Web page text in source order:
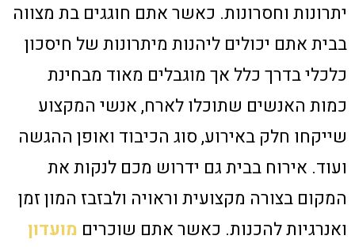
יתרונות וחסרונות. כאשר אתם חוגגים בת מצווה
בבית אתם יכולים ליהנות מיתרונות של חיסכון
כלכלי בדרך כלל אך מוגבלים מאוד מבחינת
כמות האנשים שתוכלו לארח, אנשי המקצוע
שייקחו חלק באירוע, סוג הכיבוד ואופן ההגשה
ועוד. אירוח בבית גם ידרוש מכם לנקות את
המקום בצורה מקצועית וראויה ולבזבז המון זמן
ואנרגיות להכנות. כאשר אתם שוכרים מועדון